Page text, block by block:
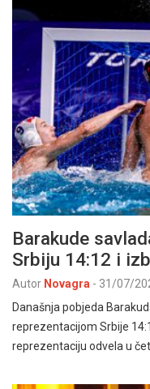
Barakude
Srbiju 14:12 i
Autor Novagra - 31/07/
Današnja pobjeda
reprezentacijom Srbije
reprezentaciju odvela u